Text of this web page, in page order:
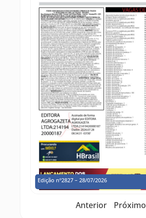
Edição nº2827 – 28/07/2026
Anterior Próximo